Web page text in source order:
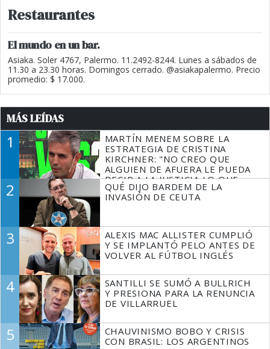
Restaurantes
El mundo en un bar.
Asiaka. Soler 4767, Palermo. 11.2492-8244. Lunes a sábados de
11.30 a 23.30 horas. Domingos cerrado. @asiakapalermo. Precio
promedio: $ 17.000.
MÁS LEÍDAS
1
MARTÍN MENEM SOBRE LA
ESTRATEGIA DE CRISTINA
KIRCHNER: "NO CREO QUE
ALGUIEN DE AFUERA LE PUEDA
DECIR A LA JUSTICIA LO QUE
TIENE QUE HACER"
2
QUÉ DIJO BARDEM DE LA
INVASIÓN DE CEUTA
3
ALEXIS MAC ALLISTER CUMPLIÓ
Y SE IMPLANTÓ PELO ANTES DE
VOLVER AL FÚTBOL INGLÉS
4
SANTILLI SE SUMÓ A BULLRICH
Y PRESIONA PARA LA RENUNCIA
DE VILLARRUEL
5
CHAUVINISMO BOBO Y CRISIS
CON BRASIL: LOS ARGENTINOS